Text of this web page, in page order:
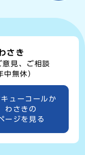
さき
見、ご相談
無休）
ューコールか
わさきの
ージを見る